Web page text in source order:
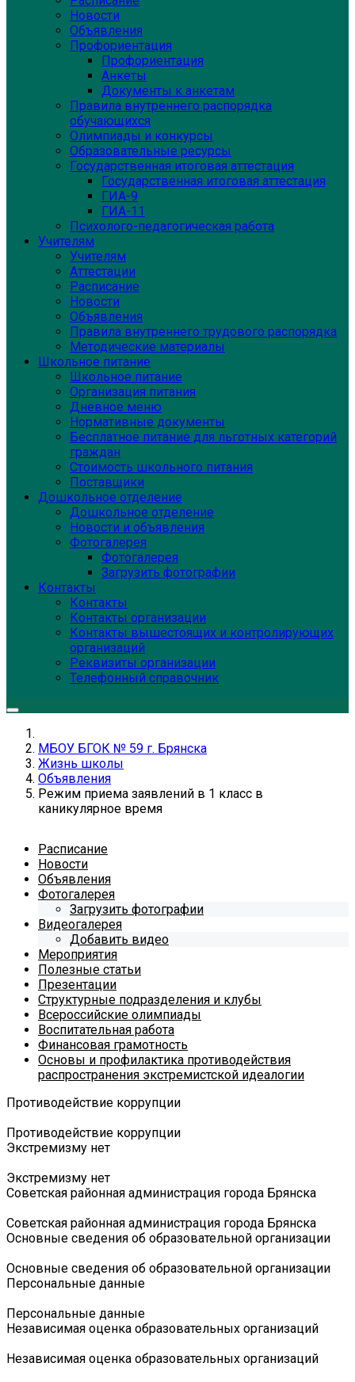
Новости
Объявления
Профориентация
Профориентация
Анкеты
Документы к анкетам
Правила внутреннего распорядка
обучающихся
Олимпиады и конкурсы
Образовательные ресурсы
Государственная итоговая аттестация
Государственная итоговая аттестация
ГИА-9
ГИА-11
Психолого-педагогическая работа
Учителям
Учителям
Аттестации
Расписание
Новости
Объявления
Правила внутреннего трудового распорядка
Методические материалы
Школьное питание
Школьное питание
Организация питания
Дневное меню
Нормативные документы
Бесплатное питание для льготных категорий
граждан
Стоимость школьного питания
Поставщики
Дошкольное отделение
Дошкольное отделение
Новости и объявления
Фотогалерея
Фотогалерея
Загрузить фотографии
Контакты
Контакты
Контакты организации
Контакты вышестоящих и контролирующих
организаций
Реквизиты организации
Телефонный справочник
МБОУ БГОК № 59 г. Брянска
Жизнь школы
Объявления
Режим приема заявлений в 1 класс в
каникулярное время
Расписание
Новости
Объявления
Фотогалерея
Загрузить фотографии
Видеогалерея
Добавить видео
Мероприятия
Полезные статьи
Презентации
Структурные подразделения и клубы
Всероссийские олимпиады
Воспитательная работа
Финансовая грамотность
Основы и профилактика противодействия
распространения экстремистской идеалогии
Противодействие коррупции
Противодействие коррупции
Экстремизму нет
Экстремизму нет
Советская районная администрация города Брянска
Советская районная администрация города Брянска
Основные сведения об образовательной организации
Основные сведения об образовательной организации
Персональные данные
Персональные данные
Независимая оценка образовательных организаций
Независимая оценка образовательных организаций